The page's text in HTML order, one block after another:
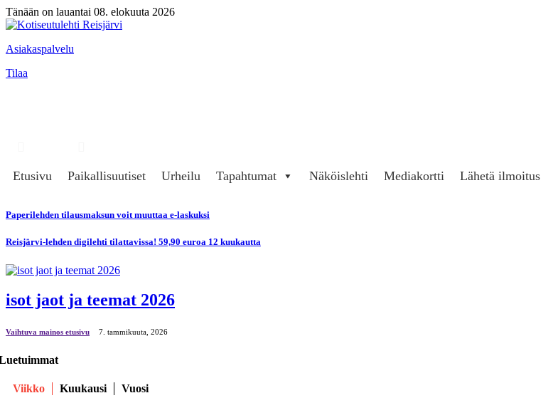
Tänään on lauantai 08. elokuuta 2026
Asiakaspalvelu
Tilaa
Etusivu
Paikallisuutiset Urheilu Tapahtumat Näköislehti Mediakortti Lähetä ilmoitus
Paperilehden tilausmaksun voit muuttaa e-laskuksi
Reisjärvi-lehden digilehti tilattavissa! 59,90 euroa 12 kuukautta
isot jaot ja teemat 2026
Vaihtuva mainos etusivu 7. tammikuuta, 2026
Viikko Kuukausi Vuosi